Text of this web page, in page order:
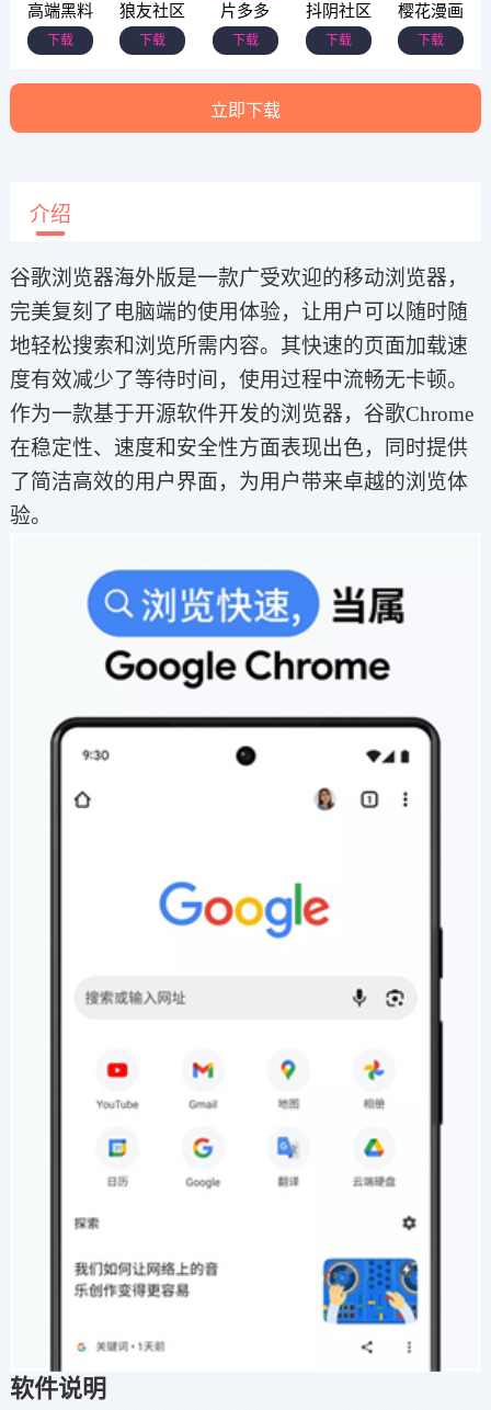
高端黑料
下载
狼友社区
下载
片多多
下载
抖阴社区
下载
樱花漫画
下载
立即下载
介绍
谷歌浏览器海外版是一款广受欢迎的移动浏览器，
完美复刻了电脑端的使用体验，让用户可以随时随
地轻松搜索和浏览所需内容。其快速的页面加载速
度有效减少了等待时间，使用过程中流畅无卡顿。
作为一款基于开源软件开发的浏览器，谷歌Chrome
在稳定性、速度和安全性方面表现出色，同时提供
了简洁高效的用户界面，为用户带来卓越的浏览体
验。
软件说明